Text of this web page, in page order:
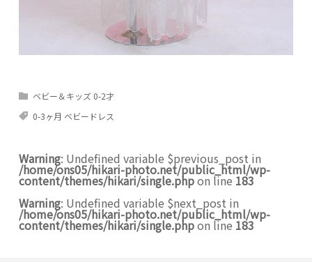
ベビー＆キッズ 0-2才
0-3ヶ月 ベビードレス
Warning: Undefined variable $previous_post in
/home/ons05/hikari-photo.net/public_html/wp-
content/themes/hikari/single.phpon line 183
Warning: Undefined variable $next_post in
/home/ons05/hikari-photo.net/public_html/wp-
content/themes/hikari/single.phpon line 183